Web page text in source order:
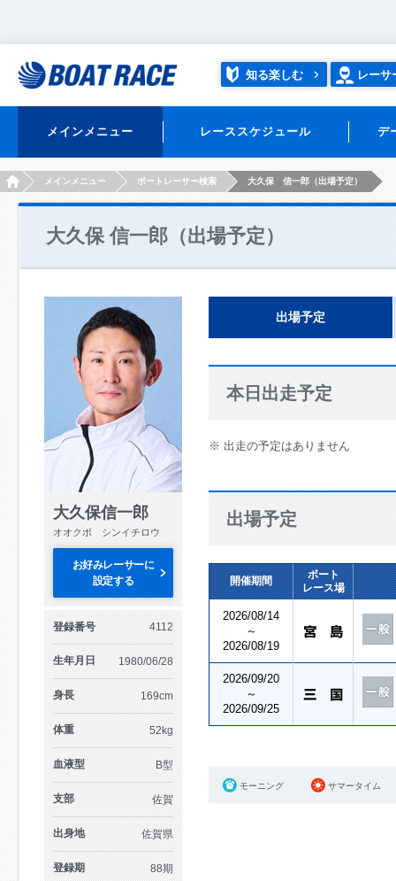
知る楽しむ レーサ
メインメニュー レーススケジュール デ
HOMEメインメニュー ボートレーサー検索 大久保 信一郎（出場予定）
大久保 信一郎（出場予定）
大久保信一郎
オオクボ シンイチロウ
お好みレーサーに
設定する
登録番号 4112
生年月日 1980/06/28
身長 169cm
体重 52kg
血液型 B型
支部 佐賀
出身地 佐賀県
登録期 88期
出場予定
本日出走予定
※ 出走の予定はありません
出場予定
開催期間
ボート
レース場
2026/08/14
～
2026/08/19
2026/09/20
～
2026/09/25
モーニング サマータイム